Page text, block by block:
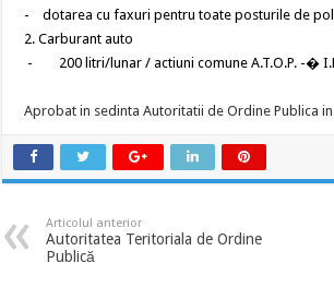
- dotarea cu faxuri pentru toate posturile de
2. Carburant auto
- 200 litri/lunar / actiuni comune A.T.O.P. -�
Aprobat in sedinta Autoritatii de Ordine Publica
Articolul anterior
Autoritatea Teritoriala de Ordine
Publică